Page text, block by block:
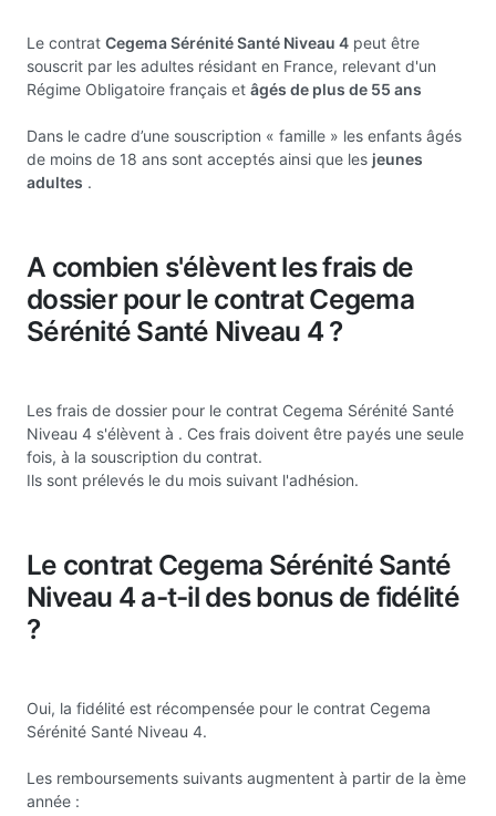
Le contrat Cegema Sérénité Santé Niveau 4 peut être
souscrit par les adultes résidant en France, relevant d'un
Régime Obligatoire français et âgés de plus de 55 ans
Dans le cadre d’une souscription « famille » les enfants âgés
de moins de 18 ans sont acceptés ainsi que les jeunes
adultes .
A combien s'élèvent les frais de
dossier pour le contrat Cegema
Sérénité Santé Niveau 4 ?
Les frais de dossier pour le contrat Cegema Sérénité Santé
Niveau 4 s'élèvent à . Ces frais doivent être payés une seule
fois, à la souscription du contrat.
Ils sont prélevés le du mois suivant l'adhésion.
Le contrat Cegema Sérénité Santé
Niveau 4 a-t-il des bonus de fidélité
?
Oui, la fidélité est récompensée pour le contrat Cegema
Sérénité Santé Niveau 4.
Les remboursements suivants augmentent à partir de la ème
année :